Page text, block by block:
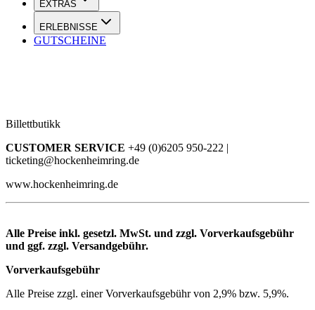
EXTRAS
ERLEBNISSE
GUTSCHEINE
Billettbutikk
CUSTOMER SERVICE +49 (0)6205 950-222 |
ticketing@hockenheimring.de
www.hockenheimring.de
Alle Preise inkl. gesetzl. MwSt. und zzgl. Vorverkaufsgebühr
und ggf. zzgl. Versandgebühr.
Vorverkaufsgebühr
Alle Preise zzgl. einer Vorverkaufsgebühr von 2,9% bzw. 5,9%.